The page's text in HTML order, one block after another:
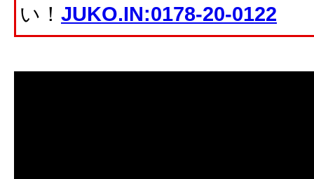
い！ JUKO.IN:0178-20-0122